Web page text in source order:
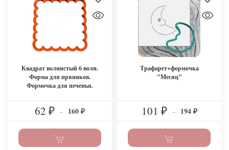
Квадрат волнистый 6 волн.
Форма для пряников.
Формочка для печенья.
62 ₽ – 160 ₽
Трафарет+формочка
"Месяц"
101 ₽ – 194 ₽